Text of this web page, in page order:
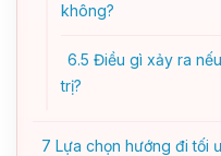
không?
6.5 Điều gì xảy ra
trị?
7 Lựa chọn hướng đi tối